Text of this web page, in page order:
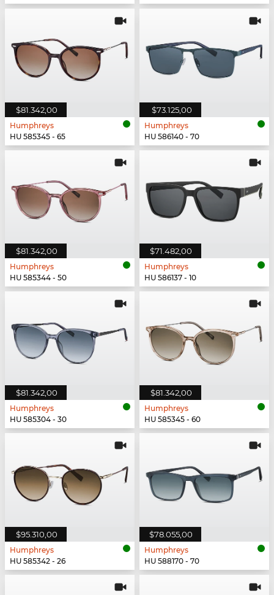
$81.342,00
Humphreys
HU 585345 - 65
$73.125,00
Humphreys
HU 586140 - 70
$81.342,00
Humphreys
HU 585344 - 50
$71.482,00
Humphreys
HU 586137 - 10
$81.342,00
Humphreys
HU 585304 - 30
$81.342,00
Humphreys
HU 585345 - 60
$95.310,00
Humphreys
HU 585342 - 26
$78.055,00
Humphreys
HU 588170 - 70